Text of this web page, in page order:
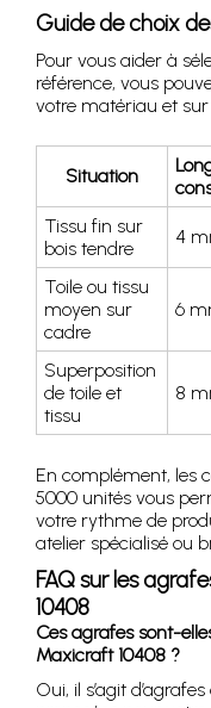
Guide de choix
Pour vous aider à
référence, vous
votre matériau et sur
Situation
Tissu fin sur
bois tendre
4
Toile ou tissu
moyen sur
cadre
6
Superposition
de toile et
tissu
8
En complément, les
5000 unités vous
votre rythme de
atelier spécialisé ou
FAQ sur les
10408
Ces agrafes sont-
Maxicraft 10408 ?
Oui, il s’agit